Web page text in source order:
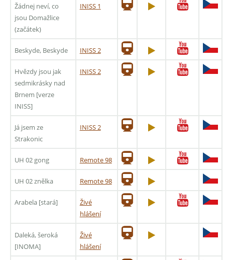
Žádnej neví, co
jsou Domažlice
(začátek)
INISS 1
Beskyde, Beskyde INISS 2
Hvězdy jsou jak
sedmikrásky nad
Brnem [verze
INISS]
INISS 2
Já jsem ze
Strakonic
INISS 2
UH 02 gong Remote 98
UH 02 znělka Remote 98
Arabela [stará]
Živé
hlášení
Daleká, šeroká
[INOMA]
Živé
hlášení